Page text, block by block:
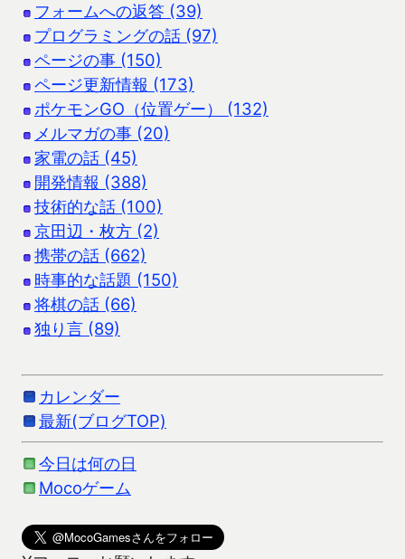
フォームへの返答 (39)
プログラミングの話 (97)
ページの事 (150)
ページ更新情報 (173)
ポケモンGO（位置ゲー） (132)
メルマガの事 (20)
家電の話 (45)
開発情報 (388)
技術的な話 (100)
京田辺・枚方 (2)
携帯の話 (662)
時事的な話題 (150)
将棋の話 (66)
独り言 (89)
カレンダー
最新(ブログTOP)
今日は何の日
Mocoゲーム